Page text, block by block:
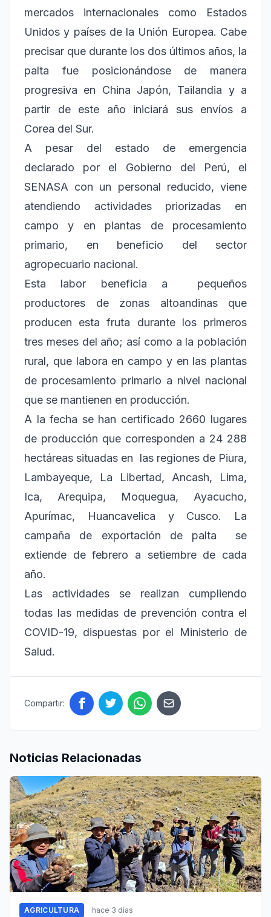
mercados internacionales como Estados
Unidos y países de la Unión Europea. Cabe
precisar que durante los dos últimos años, la
palta fue posicionándose de manera
progresiva en China Japón, Tailandia y a
partir de este año iniciará sus envíos a
Corea del Sur.
A pesar del estado de emergencia
declarado por el Gobierno del Perú, el
SENASA con un personal reducido, viene
atendiendo actividades priorizadas en
campo y en plantas de procesamiento
primario, en beneficio del sector
agropecuario nacional.
Esta labor beneficia a pequeños
productores de zonas altoandinas que
producen esta fruta durante los primeros
tres meses del año; así como a la población
rural, que labora en campo y en las plantas
de procesamiento primario a nivel nacional
que se mantienen en producción.
A la fecha se han certificado 2660 lugares
de producción que corresponden a 24 288
hectáreas situadas en las regiones de Piura,
Lambayeque, La Libertad, Ancash, Lima,
Ica, Arequipa, Moquegua, Ayacucho,
Apurímac, Huancavelica y Cusco. La
campaña de exportación de palta se
extiende de febrero a setiembre de cada
año.
Las actividades se realizan cumpliendo
todas las medidas de prevención contra el
COVID-19, dispuestas por el Ministerio de
Salud.
Compartir:
Noticias Relacionadas
AGRICULTURA hace 3 días